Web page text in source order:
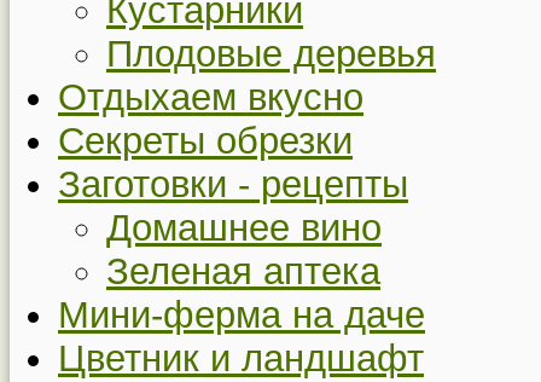
Кустарники
Плодовые деревья
Отдыхаем вкусно
Секреты обрезки
Заготовки - рецепты
Домашнее вино
Зеленая аптека
Мини-ферма на даче
Цветник и ландшафт